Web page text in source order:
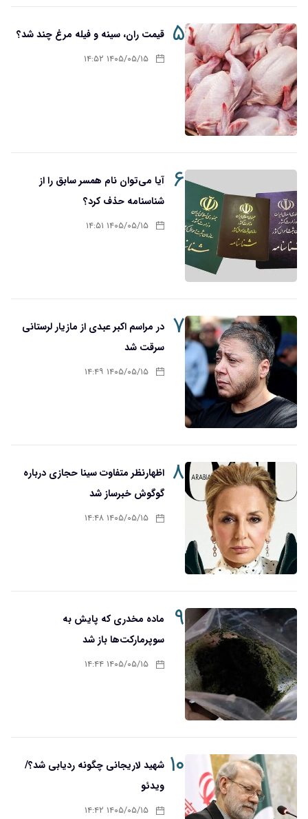
۵ قیمت ران، سینه و فیله مرغ چند شد؟
۱۴۰۵/۰۵/۱۵ ۱۴:۵۲
۶
آیا می‌توان نام همسر سابق را از
شناسنامه حذف کرد؟
۱۴۰۵/۰۵/۱۵ ۱۴:۵۱
۷ در مراسم اکبر عبدی از مازیار لرستانی
سرقت شد
۱۴۰۵/۰۵/۱۵ ۱۴:۴۹
۸ اظهارنظر متفاوت سینا حجازی درباره
گوگوش خبرساز شد
۱۴۰۵/۰۵/۱۵ ۱۴:۴۸
۹
ماده مخدری که پایش به
سوپرمارکت‌ها باز شد
۱۴۰۵/۰۵/۱۵ ۱۴:۴۴
۱۰ شهید لاریجانی چگونه ردیابی شد؟/
ویدئو
۱۴۰۵/۰۵/۱۵ ۱۴:۴۲